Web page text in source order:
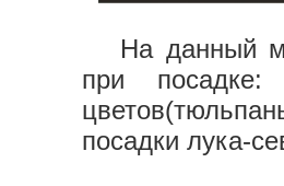
На данный
при посадке:
посадки лука-